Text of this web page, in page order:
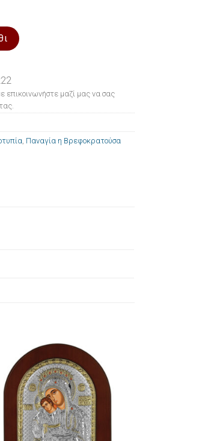
10x14cm ποσότητα
μαζί μας να σας
Παναγία η Βρεφοκρατούσα
Πρόσθήκη
στην λίστα
επιθυμιών